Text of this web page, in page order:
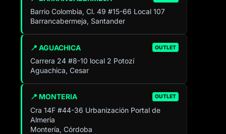
Barrio Colombia, Cl. 49 #15-66 Local 107
Barrancabermeja, Santander
📍 AGUACHICA OUTLET
Carrera 24 #8-10 local 2 Potozí
Aguachica, Cesar
📍 MONTERIA OUTLET
Cra 14F #44-36 Urbanización Portal de
Almeria
Montería, Córdoba